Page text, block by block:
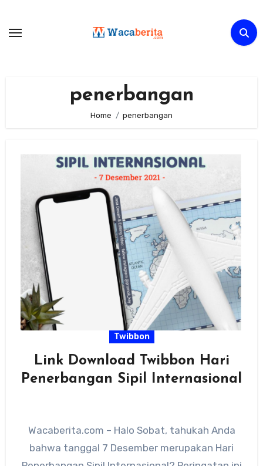
content
penerbangan
Home penerbangan
Twibbon
Link Download Twibbon Hari
Penerbangan Sipil Internasional
Wacaberita.com – Halo Sobat, tahukah Anda
bahwa tanggal 7 Desember merupakan Hari